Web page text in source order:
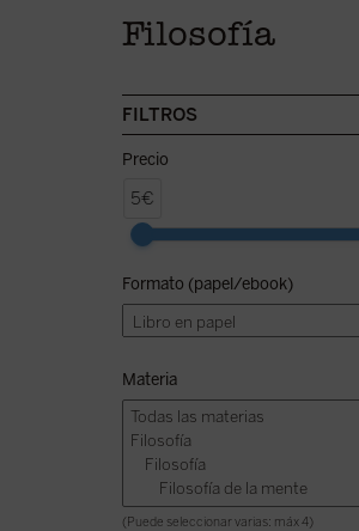
Filosofía
FILTROS
Precio
5€
Formato (papel/ebook)
Materia
(Puede seleccionar varias: máx 4)